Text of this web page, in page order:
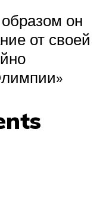
он
от своей